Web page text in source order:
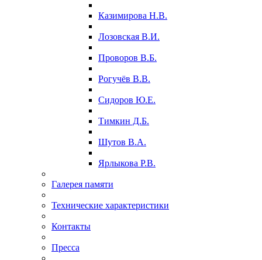
Казимирова Н.В.
Лозовская В.И.
Проворов В.Б.
Рогучёв В.В.
Сидоров Ю.Е.
Тимкин Д.Б.
Шутов В.А.
Ярлыкова Р.В.
Галерея памяти
Технические характеристики
Контакты
Пресса